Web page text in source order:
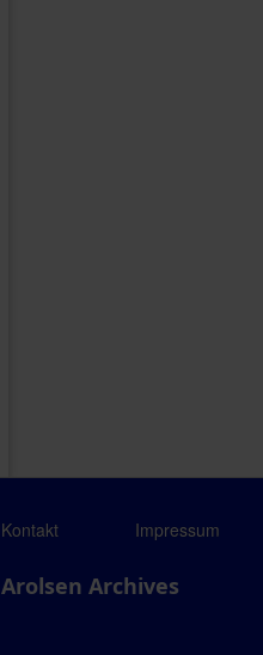
Kontakt Impressum
Arolsen Archives